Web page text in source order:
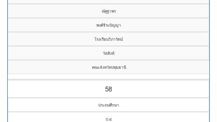
ณัฐฐาพร
พงศ์จิระปัญญา
โรงเรียนวิภารัตน์
วัดสิงห์
คณะจังหวัดปทุมธานี
58
ประถมศึกษา
ป.๔